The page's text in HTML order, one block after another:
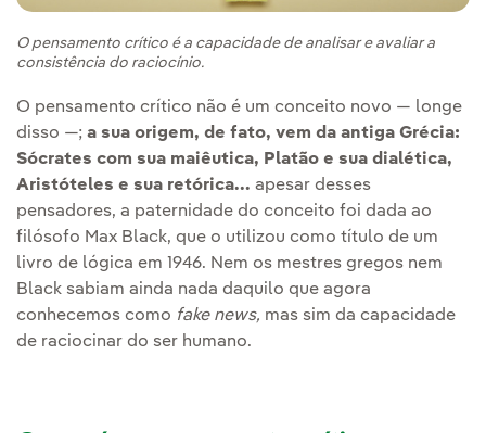
O pensamento crítico é a capacidade de analisar e avaliar a
consistência do raciocínio.
O pensamento crítico não é um conceito novo — longe
disso —; a sua origem, de fato, vem da antiga Grécia:
Sócrates com sua maiêutica, Platão e sua dialética,
Aristóteles e sua retórica... apesar desses
pensadores, a paternidade do conceito foi dada ao
filósofo Max Black, que o utilizou como título de um
livro de lógica em 1946. Nem os mestres gregos nem
Black sabiam ainda nada daquilo que agora
conhecemos como fake news, mas sim da capacidade
de raciocinar do ser humano.